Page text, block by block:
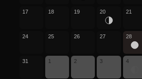
17 18 19 20 21
24 25 26 27 28
31 1 2 3 4